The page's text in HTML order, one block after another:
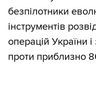
безпілотники
інструментів
операцій України
проти приблизно